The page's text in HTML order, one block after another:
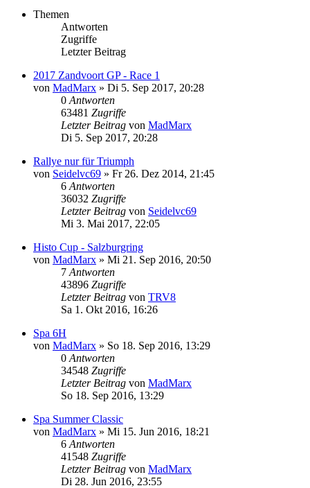
Themen
Antworten
Zugriffe
Letzter Beitrag
2017 Zandvoort GP - Race 1
von MadMarx » Di 5. Sep 2017, 20:28
0 Antworten
63481 Zugriffe
Letzter Beitrag von MadMarx
Di 5. Sep 2017, 20:28
Rallye nur für Triumph
von Seidelvc69 » Fr 26. Dez 2014, 21:45
6 Antworten
36032 Zugriffe
Letzter Beitrag von Seidelvc69
Mi 3. Mai 2017, 22:05
Histo Cup - Salzburgring
von MadMarx » Mi 21. Sep 2016, 20:50
7 Antworten
43896 Zugriffe
Letzter Beitrag von TRV8
Sa 1. Okt 2016, 16:26
Spa 6H
von MadMarx » So 18. Sep 2016, 13:29
0 Antworten
34548 Zugriffe
Letzter Beitrag von MadMarx
So 18. Sep 2016, 13:29
Spa Summer Classic
von MadMarx » Mi 15. Jun 2016, 18:21
6 Antworten
41548 Zugriffe
Letzter Beitrag von MadMarx
Di 28. Jun 2016, 23:55